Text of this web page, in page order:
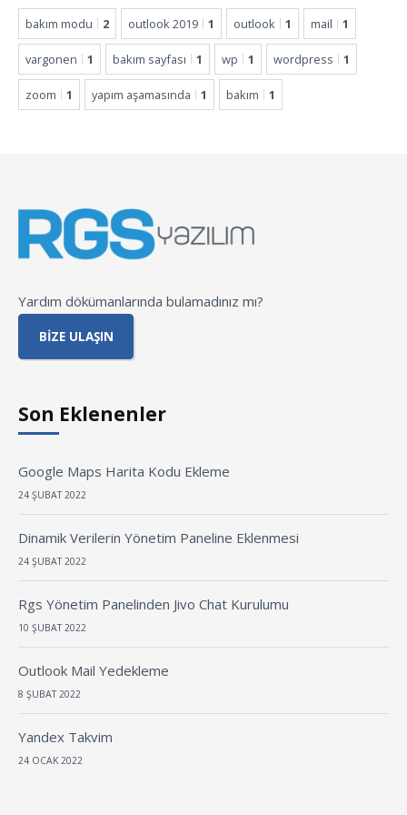
bakım modu 2 outlook 2019 1 outlook 1 mail 1
vargonen 1 bakım sayfası 1 wp 1 wordpress 1
zoom 1 yapım aşamasında 1 bakım 1
Yardım dökümanlarında bulamadınız mı?
BIZE ULAŞIN
Son Eklenenler
Google Maps Harita Kodu Ekleme
24 ŞUBAT 2022
Dinamik Verilerin Yönetim Paneline Eklenmesi
24 ŞUBAT 2022
Rgs Yönetim Panelinden Jivo Chat Kurulumu
10 ŞUBAT 2022
Outlook Mail Yedekleme
8 ŞUBAT 2022
Yandex Takvim
24 OCAK 2022